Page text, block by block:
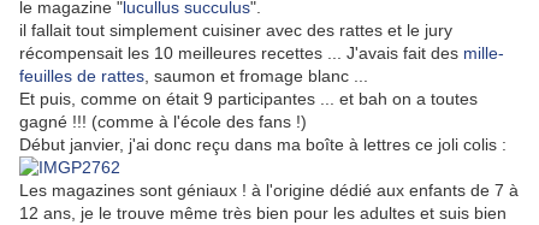
le magazine "lucullus succulus".
il fallait tout simplement cuisiner avec des rattes et le jury
récompensait les 10 meilleures recettes ... J'avais fait des mille-
feuilles de rattes , saumon et fromage blanc ...
Et puis, comme on était 9 participantes ... et bah on a toutes
gagné !!! (comme à l'école des fans !)
Début janvier, j'ai donc reçu dans ma boîte à lettres ce joli colis :
Les magazines sont géniaux ! à l'origine dédié aux enfants de 7 à
12 ans, je le trouve même très bien pour les adultes et suis bien